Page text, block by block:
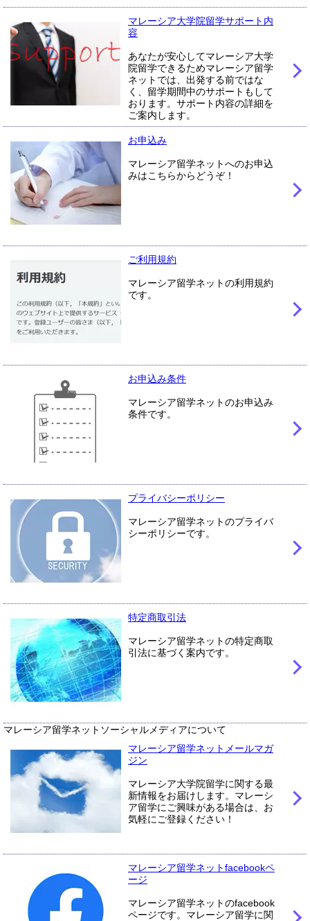
マレーシア大学院留学サポート内
容
あなたが安心してマレーシア大学
院留学できるためマレーシア留学
ネットでは、出発する前ではな
く、留学期間中のサポートもして
おります。サポート内容の詳細を
ご案内します。
お申込み
マレーシア留学ネットへのお申込
みはこちらからどうぞ！
ご利用規約
マレーシア留学ネットの利用規約
です。
お申込み条件
マレーシア留学ネットのお申込み
条件です。
プライバシーポリシー
マレーシア留学ネットのプライバ
シーポリシーです。
特定商取引法
マレーシア留学ネットの特定商取
引法に基づく案内です。
マレーシア留学ネットソーシャルメディアについて
マレーシア留学ネットメールマガ
ジン
マレーシア大学院留学に関する最
新情報をお届けします。マレーシ
ア留学にご興味がある場合は、お
気軽にご登録ください！
マレーシア留学ネットfacebookペ
ージ
マレーシア留学ネットのfacebook
ページです。マレーシア留学に関